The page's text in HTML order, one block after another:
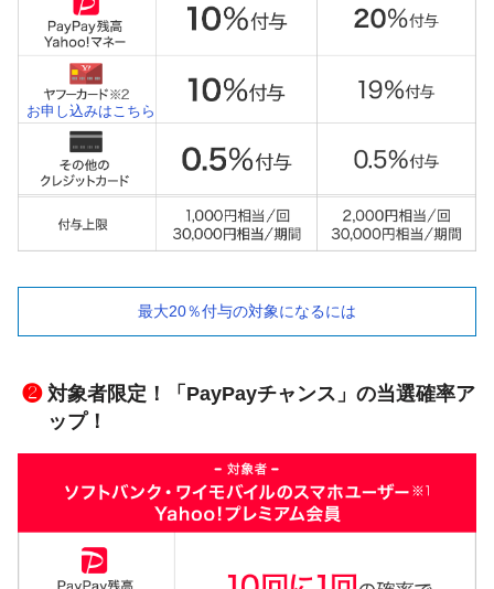
お申し込みはこちら
最大20％付与の対象になるには
❷対象者限定！「PayPayチャンス」の当選確率ア
ップ！